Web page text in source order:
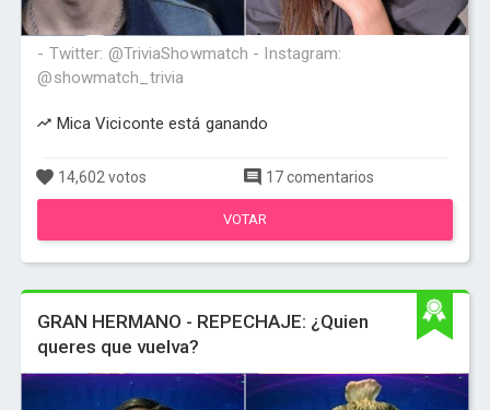
- Twitter: @TriviaShowmatch - Instagram:
@showmatch_trivia
Mica Viciconte está ganando
14,602 votos 17 comentarios
VOTAR
GRAN HERMANO - REPECHAJE: ¿Quien
queres que vuelva?